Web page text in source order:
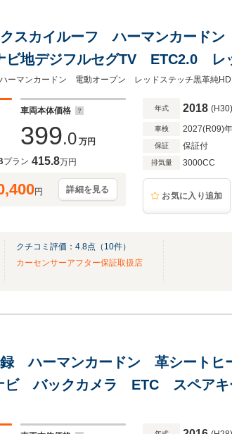
スカイルーフ ハーマンカード
地デジフルセグTV ETC2.0 レ
シートヒーター ベンチレーシ
車両本体価格
399.0 万円
プラン 415.8万円
円 詳細を見る
年式 2018 (H30)
車検 2027(R09)
保証 保証付
排気量 3000CC
お気に入り追加
クチコミ評価： 4.8点（ 10件）
カーセンサーアフター保証取扱店
録 ハーマンカードン 革シートヒ
ビ バックカメラ ETC スペアキ